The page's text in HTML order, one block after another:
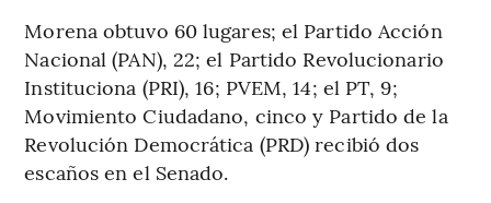
Morena obtuvo 60 lugares; el Partido Acción
Nacional (PAN), 22; el Partido Revolucionario
Instituciona (PRI), 16; PVEM, 14; el PT, 9;
Movimiento Ciudadano, cinco y Partido de la
Revolución Democrática (PRD) recibió dos
escaños en el Senado.